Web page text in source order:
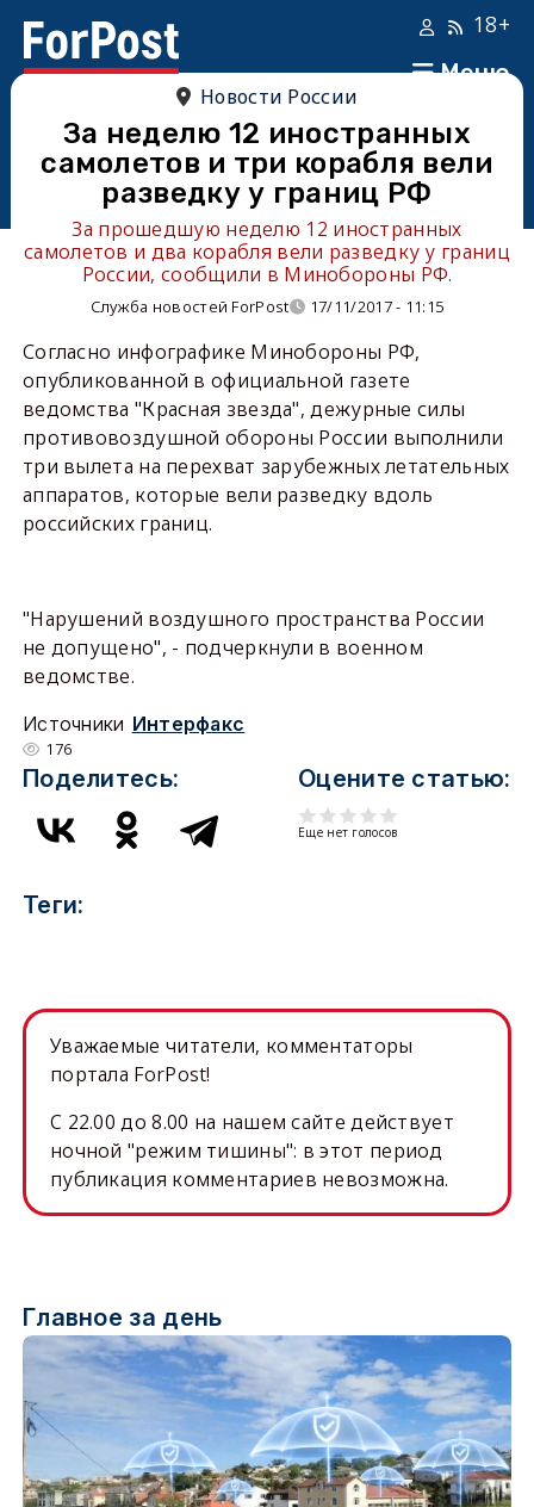
Меню
18+
Новости России
За неделю 12 иностранных
самолетов и три корабля вели
разведку у границ РФ
За прошедшую неделю 12 иностранных
самолетов и два корабля вели разведку у границ
России, сообщили в Минобороны РФ.
Служба новостей ForPost 17/11/2017 - 11:15
Согласно инфографике Минобороны РФ,
опубликованной в официальной газете
ведомства "Красная звезда", дежурные силы
противовоздушной обороны России выполнили
три вылета на перехват зарубежных летательных
аппаратов, которые вели разведку вдоль
российских границ.
"Нарушений воздушного пространства России
не допущено", - подчеркнули в военном
ведомстве.
Источники Интерфакс
176
Поделитесь: Оцените статью:
Еще нет голосов
Теги:
Уважаемые читатели, комментаторы
портала ForPost!
C 22.00 до 8.00 на нашем сайте действует
ночной "режим тишины": в этот период
публикация комментариев невозможна.
Главное за день